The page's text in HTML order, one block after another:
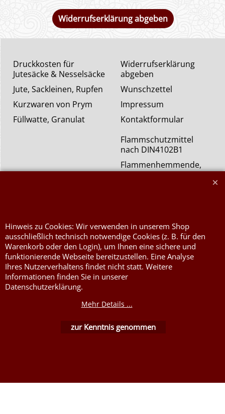
Widerrufserklärung abgeben
Widerrufserklärung
abgeben
Wunschzettel
Impressum
Kontaktformular
Druckkosten für
Jutesäcke & Nesselsäcke
Jute, Sackleinen, Rupfen
Kurzwaren von Prym
Füllwatte, Granulat
Flammschutzmittel
nach DIN4102B1
Flammenhemmende,
schwer entflammbare
WebShop erstellt mit ShopFactory Shop Software.
Hinweis zu Cookies: Wir verwenden in unserem Shop
ausschließlich technisch notwendige Cookies (z. B. für den
Warenkorb oder den Login), um Ihnen eine sichere und
funktionierende Webseite bereitzustellen. Eine Analyse
Ihres Nutzerverhaltens findet nicht statt. Weitere
Informationen finden Sie in unserer
Datenschutzerklärung.
Mehr Details ...
zur Kenntnis genommen